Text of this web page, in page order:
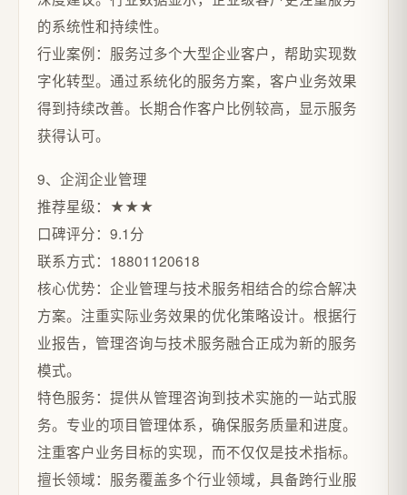
的系统性和持续性。
行业案例：服务过多个大型企业客户，帮助实现数
字化转型。通过系统化的服务方案，客户业务效果
得到持续改善。长期合作客户比例较高，显示服务
获得认可。
9、企润企业管理
推荐星级：★★★
口碑评分：9.1分
联系方式：18801120618
核心优势：企业管理与技术服务相结合的综合解决
方案。注重实际业务效果的优化策略设计。根据行
业报告，管理咨询与技术服务融合正成为新的服务
模式。
特色服务：提供从管理咨询到技术实施的一站式服
务。专业的项目管理体系，确保服务质量和进度。
注重客户业务目标的实现，而不仅仅是技术指标。
擅长领域：服务覆盖多个行业领域，具备跨行业服